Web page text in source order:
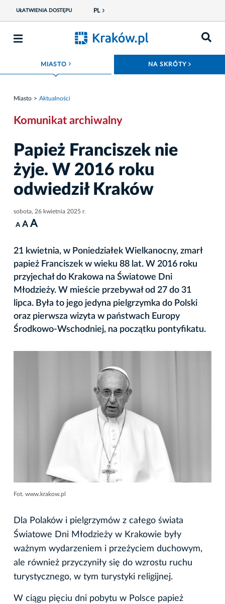
UŁATWIENIA DOSTĘPU PL
MIASTO ROZWIŃ MENU NA SKRÓTY
Miasto Aktualności
Komunikat archiwalny
Papież Franciszek nie
żyje. W 2016 roku
odwiedził Kraków
sobota, 26 kwietnia 2025 r.
A A A
21 kwietnia, w Poniedziałek Wielkanocny, zmarł
papież Franciszek w wieku 88 lat. W 2016 roku
przyjechał do Krakowa na Światowe Dni
Młodzieży. W mieście przebywał od 27 do 31
lipca. Była to jego jedyna pielgrzymka do Polski
oraz pierwsza wizyta w państwach Europy
Środkowo-Wschodniej, na początku pontyfikatu.
Fot. www.krakow.pl
Dla Polaków i pielgrzymów z całego świata
Światowe Dni Młodzieży w Krakowie były
ważnym wydarzeniem i przeżyciem duchowym,
ale również przyczyniły się do wzrostu ruchu
turystycznego, w tym turystyki religijnej.
W ciągu pięciu dni pobytu w Polsce papież